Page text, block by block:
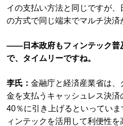
イの支払い方法と同じですが、
の方式で同じ端末でマルチ決済
――日本政府もフィンテック普
で、タイムリーですね。
李氏：金融庁と経済産業省は
金を支払うキャッシュレス決
40％に引き上げるといってい
ィンテックを活用して利便性